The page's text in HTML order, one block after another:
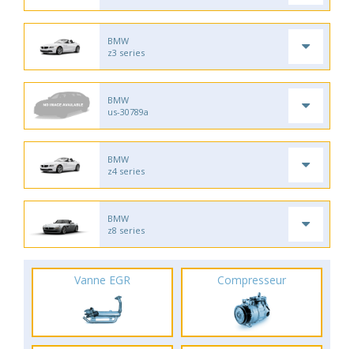
BMW
z3 series
BMW
us-30789a
BMW
z4 series
BMW
z8 series
Vanne EGR Compresseur